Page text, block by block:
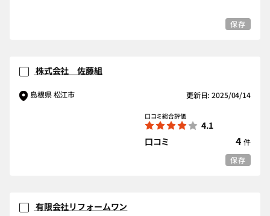
保存
株式会社 佐藤組
島根県 松江市 更新日: 2025/04/14
口コミ総合評価
4.1
口コミ
4 件
保存
有限会社リフォームワン